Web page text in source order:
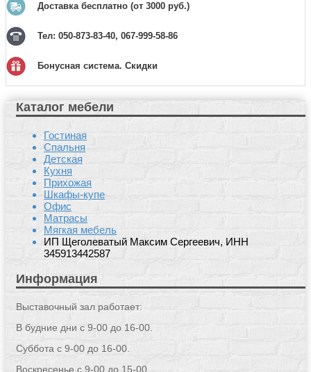
Доставка бесплатно (от 3000 руб.)
Тел: 050-873-83-40, 067-999-58-86
Бонусная система. Скидки
Каталог мебели
Гостиная
Спальня
Детская
Кухня
Прихожая
Шкафы-купе
Офис
Матрасы
Мягкая мебель
ИП Щеголеватый Максим Сергеевич, ИНН
345913442587
Информация
Выставочный зал работает:
В будние дни с 9-00 до 16-00.
Суббота с 9-00 до 16-00.
Воскресенье с 9-00 до 15-00.